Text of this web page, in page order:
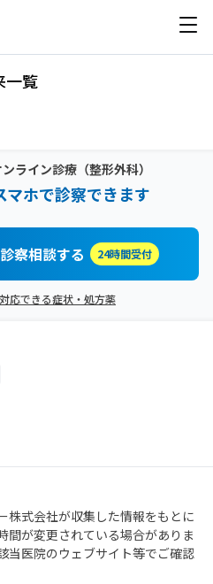
一覧
ライン診療（整形外科）
マホで診察できます
察相談する 24時間受付
応できる症状・処方薬
株式会社が収集した情報をもとに
間が変更されている場合がありま
当医院のウェブサイト等でご確認